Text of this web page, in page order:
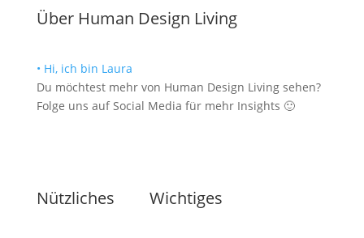
Über Human Design Living
• Hi, ich bin Laura
Du möchtest mehr von Human Design Living sehen?
Folge uns auf Social Media für mehr Insights 🙂
Nützliches Wichtiges